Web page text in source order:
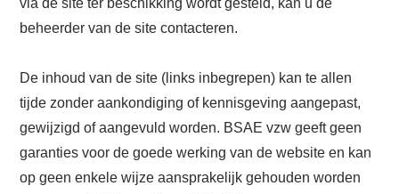
via de site ter beschikking wordt gesteld, kan u de
beheerder van de site contacteren.
De inhoud van de site (links inbegrepen) kan te allen
tijde zonder aankondiging of kennisgeving aangepast,
gewijzigd of aangevuld worden. BSAE vzw geeft geen
garanties voor de goede werking van de website en kan
op geen enkele wijze aansprakelijk gehouden worden